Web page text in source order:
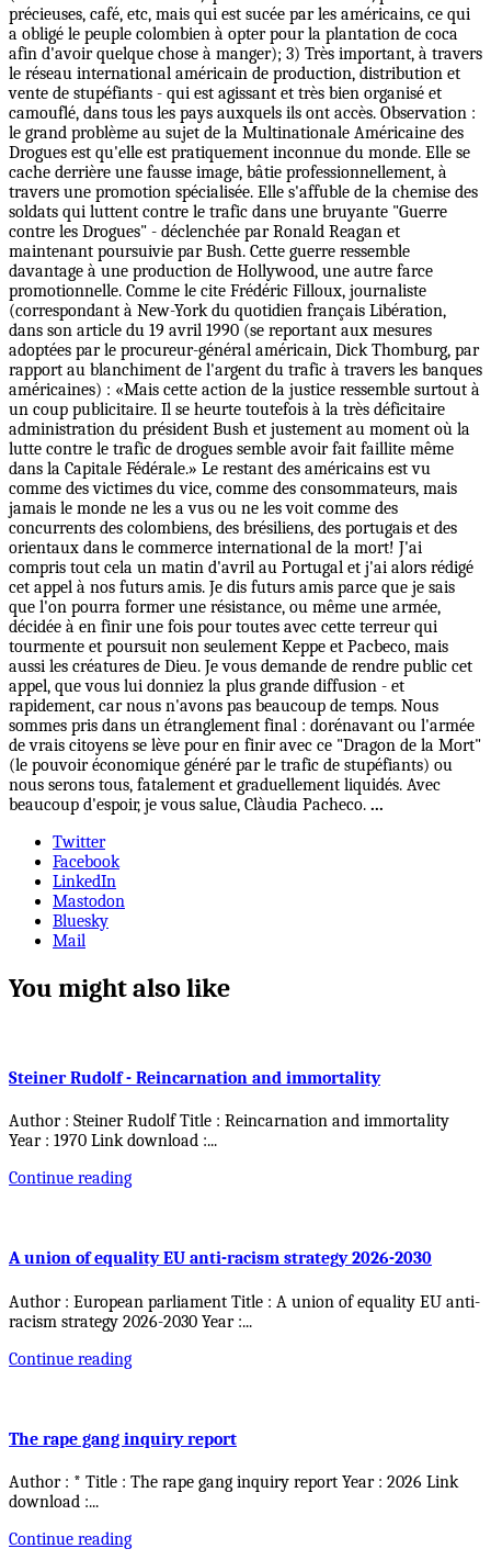
précieuses, café, etc, mais qui est sucée par les américains, ce qui
a obligé le peuple colombien à opter pour la plantation de coca
afin d'avoir quelque chose à manger); 3) Très important, à travers
le réseau international américain de production, distribution et
vente de stupéfiants - qui est agissant et très bien organisé et
camouflé, dans tous les pays auxquels ils ont accès. Observation :
le grand problème au sujet de la Multinationale Américaine des
Drogues est qu'elle est pratiquement inconnue du monde. Elle se
cache derrière une fausse image, bâtie professionnellement, à
travers une promotion spécialisée. Elle s'affuble de la chemise des
soldats qui luttent contre le trafic dans une bruyante "Guerre
contre les Drogues" - déclenchée par Ronald Reagan et
maintenant poursuivie par Bush. Cette guerre ressemble
davantage à une production de Hollywood, une autre farce
promotionnelle. Comme le cite Frédéric Filloux, journaliste
(correspondant à New-York du quotidien français Libération,
dans son article du 19 avril 1990 (se reportant aux mesures
adoptées par le procureur-général américain, Dick Thomburg, par
rapport au blanchiment de l'argent du trafic à travers les banques
américaines) : «Mais cette action de la justice ressemble surtout à
un coup publicitaire. Il se heurte toutefois à la très déficitaire
administration du président Bush et justement au moment où la
lutte contre le trafic de drogues semble avoir fait faillite même
dans la Capitale Fédérale.» Le restant des américains est vu
comme des victimes du vice, comme des consommateurs, mais
jamais le monde ne les a vus ou ne les voit comme des
concurrents des colombiens, des brésiliens, des portugais et des
orientaux dans le commerce international de la mort! J'ai
compris tout cela un matin d'avril au Portugal et j'ai alors rédigé
cet appel à nos futurs amis. Je dis futurs amis parce que je sais
que l'on pourra former une résistance, ou même une armée,
décidée à en finir une fois pour toutes avec cette terreur qui
tourmente et poursuit non seulement Keppe et Pacbeco, mais
aussi les créatures de Dieu. Je vous demande de rendre public cet
appel, que vous lui donniez la plus grande diffusion - et
rapidement, car nous n'avons pas beaucoup de temps. Nous
sommes pris dans un étranglement final : dorénavant ou l'armée
de vrais citoyens se lève pour en finir avec ce "Dragon de la Mort"
(le pouvoir économique généré par le trafic de stupéfiants) ou
nous serons tous, fatalement et graduellement liquidés. Avec
beaucoup d'espoir, je vous salue, Clàudia Pacheco. ...
Twitter
Facebook
LinkedIn
Mastodon
Bluesky
Mail
You might also like
Steiner Rudolf - Reincarnation and immortality
Author : Steiner Rudolf Title : Reincarnation and immortality
Year : 1970 Link download :...
Continue reading
A union of equality EU anti-racism strategy 2026-2030
Author : European parliament Title : A union of equality EU anti-
racism strategy 2026-2030 Year :...
Continue reading
The rape gang inquiry report
Author : * Title : The rape gang inquiry report Year : 2026 Link
download :...
Continue reading